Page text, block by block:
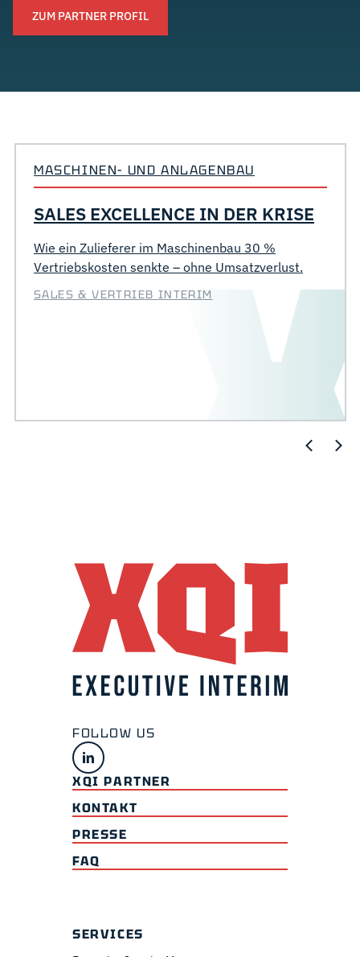
ZUM PARTNER PROFIL
MASCHINEN- UND ANLAGENBAU
SALES EXCELLENCE IN DER KRISE
Wie ein Zulieferer im Maschinenbau 30 %
Vertriebskosten senkte – ohne Umsatzverlust.
SALES & VERTRIEB INTERIM
XQI PARTNER
KONTAKT
PRESSE
FAQ
SERVICES